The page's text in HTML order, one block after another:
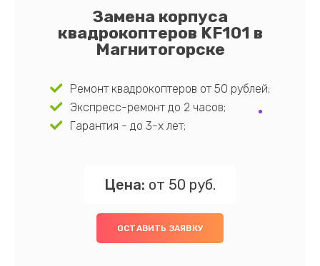
Замена корпуса
квадрокоптеров KF101 в
Магнитогорске
Ремонт квадрокоптеров от 50 рублей;
Экспресс-ремонт до 2 часов;
Гарантия - до 3-х лет;
Цена: от 50 руб.
ОСТАВИТЬ ЗАЯВКУ